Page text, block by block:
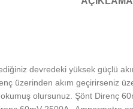
devredeki yüksek güçlü
üzerinden akım geçirirseniz
olursunuz. Şönt Direnç